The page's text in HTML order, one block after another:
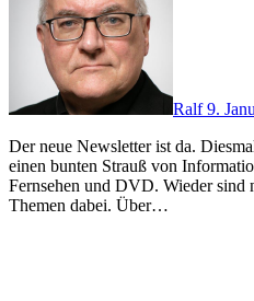
Ralf9.
Der neue Newsletter ist da. Diesmal hat Lars Riesenberg wieder
einen bunten Strauß von
Fernsehen und DVD. Wieder sind
Themen dabei. Über…